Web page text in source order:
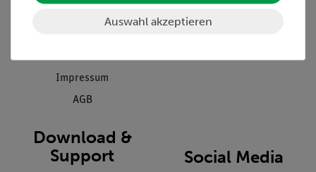
Impressum
AGB
Inbetriebnahme & Schulungen
Kundendienst
Download &
Support
Social Media
Auswahl akzeptieren